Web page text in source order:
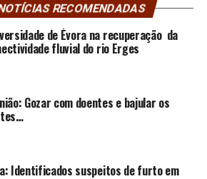
RECOMENDADAS
de Évora na recuperação da
fluvial do rio Erges
Gozar com doentes e bajular os
Identificados suspeitos de furto em